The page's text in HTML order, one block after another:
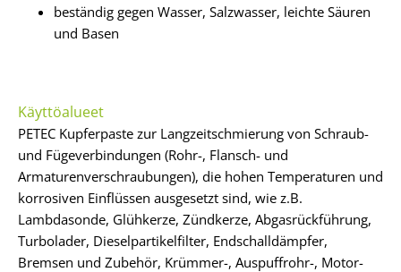
beständig gegen Wasser, Salzwasser, leichte Säuren
und Basen
Käyttöalueet
PETEC Kupferpaste zur Langzeitschmierung von Schraub-
und Fügeverbindungen (Rohr-, Flansch- und
Armaturenverschraubungen), die hohen Temperaturen und
korrosiven Ein­flüssen ausgesetzt sind, wie z.B.
Lambdasonde, Glühkerze, Zündkerze, Abgasrückführung,
Turbolader, Diesel­partikelfilter, Endschalldämpfer,
Bremsen und Zubehör, Krümmer-, Auspuffrohr-, Motor-